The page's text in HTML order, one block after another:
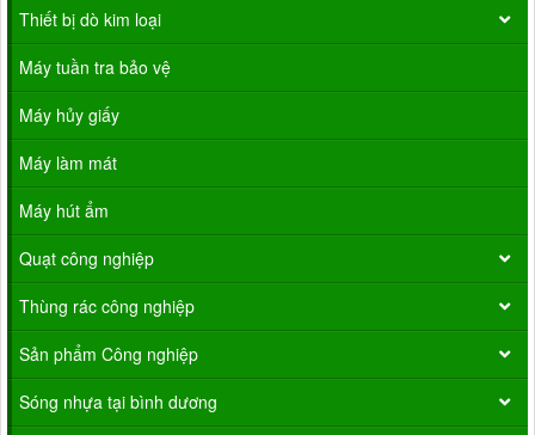
Thiết bị dò kim loại
Máy tuần tra bảo vệ
Máy hủy giấy
Máy làm mát
Máy hút ẩm
Quạt công nghiệp
Thùng rác công nghiệp
Sản phẩm Công nghiệp
Sóng nhựa tại bình dương